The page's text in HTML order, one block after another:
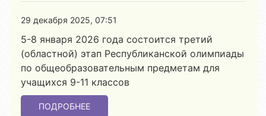
29 декабря 2025, 07:51
5-8 января 2026 года состоится третий
(областной) этап Республиканской олимпиады
по общеобразовательным предметам для
учащихся 9-11 классов
ПОДРОБНЕЕ